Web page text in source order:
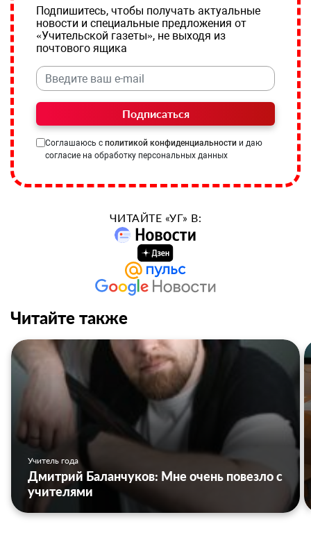
Подпишитесь, чтобы получать актуальные
новости и специальные предложения от
«Учительской газеты», не выходя из
почтового ящика
Подписаться
Соглашаюсь с политикой конфиденциальности и даю
согласие на обработку персональных данных
ЧИТАЙТЕ «УГ» В:
Читайте также
Учитель года
Дмитрий Баланчуков: Мне очень повезло с
учителями